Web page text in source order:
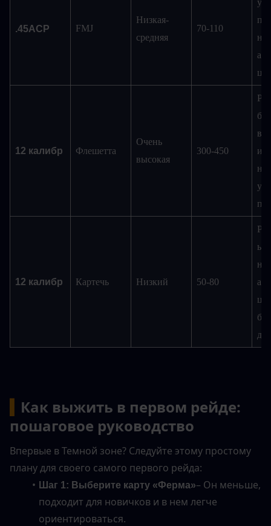
.45ACP FMJ
Низкая-
средняя
70-110
12 калибр Флешетта
Очень
высокая
300-450
12 калибр Картечь Низкий 50-80
Как выжить в первом рейде:
пошаговое руководство
Впервые в Темной зоне? Следуйте этому простому
плану для своего самого первого рейда:
Шаг 1: Выберите карту «Ферма»– Он меньше,
подходит для новичков и в нем легче
ориентироваться.